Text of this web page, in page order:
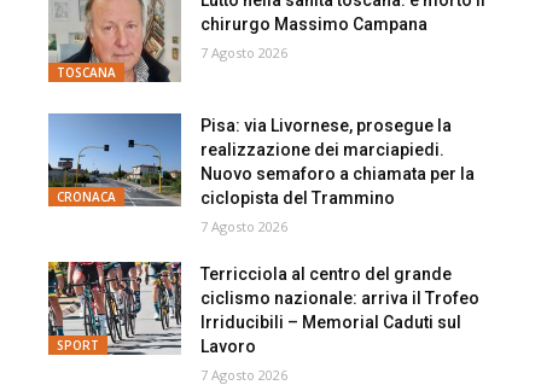
TOSCANA
chirurgo Massimo Campana
7 Agosto 2026
CRONACA
Pisa: via Livornese, prosegue la
realizzazione dei marciapiedi.
Nuovo semaforo a chiamata per la
ciclopista del Trammino
7 Agosto 2026
SPORT
Terricciola al centro del grande
ciclismo nazionale: arriva il Trofeo
Irriducibili – Memorial Caduti sul
Lavoro
7 Agosto 2026